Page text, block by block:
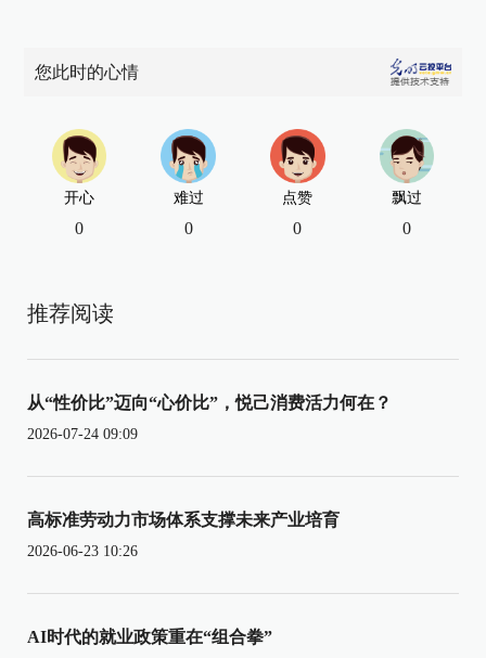
您此时的心情
开心
0
难过
0
点赞
0
飘过
0
推荐阅读
从“性价比”迈向“心价比”，悦己消费活力何在？
2026-07-24 09:09
高标准劳动力市场体系支撑未来产业培育
2026-06-23 10:26
AI时代的就业政策重在“组合拳”